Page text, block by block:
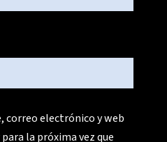
correo electrónico y web
la próxima vez que